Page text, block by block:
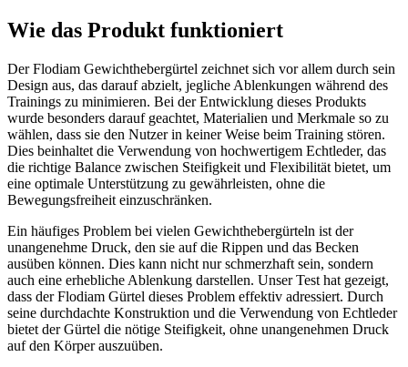
Wie das Produkt funktioniert
Der Flodiam Gewichthebergürtel zeichnet sich vor allem durch sein
Design aus, das darauf abzielt, jegliche Ablenkungen während des
Trainings zu minimieren. Bei der Entwicklung dieses Produkts
wurde besonders darauf geachtet, Materialien und Merkmale so zu
wählen, dass sie den Nutzer in keiner Weise beim Training stören.
Dies beinhaltet die Verwendung von hochwertigem Echtleder, das
die richtige Balance zwischen Steifigkeit und Flexibilität bietet, um
eine optimale Unterstützung zu gewährleisten, ohne die
Bewegungsfreiheit einzuschränken.
Ein häufiges Problem bei vielen Gewichthebergürteln ist der
unangenehme Druck, den sie auf die Rippen und das Becken
ausüben können. Dies kann nicht nur schmerzhaft sein, sondern
auch eine erhebliche Ablenkung darstellen. Unser Test hat gezeigt,
dass der Flodiam Gürtel dieses Problem effektiv adressiert. Durch
seine durchdachte Konstruktion und die Verwendung von Echtleder
bietet der Gürtel die nötige Steifigkeit, ohne unangenehmen Druck
auf den Körper auszuüben.